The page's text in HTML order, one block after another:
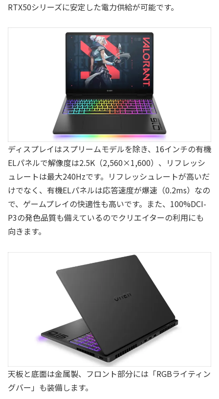
RTX50シリーズに安定した電力供給が可能です。
ディスプレイはスプリームモデルを除き、16インチの有機
ELパネルで解像度は2.5K（2,560×1,600）、リフレッシ
ュレートは最大240Hzです。リフレッシュレートが高いだ
けでなく、有機ELパネルは応答速度が爆速（0.2ms）なの
で、ゲームプレイの快適性も高いです。また、100%DCI-
P3の発色品質も備えているのでクリエイターの利用にも
向きます。
天板と底面は金属製、フロント部分には「RGBライティン
グバー」も装備します。